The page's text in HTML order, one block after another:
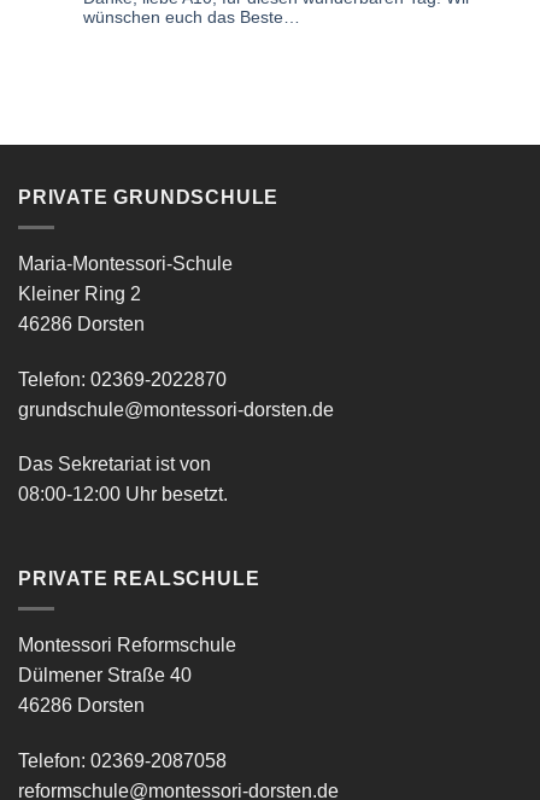
❤️
10,
wir
wünschen euch das Beste…
wunderbaren
euch
PRIVATE GRUNDSCHULE
Maria-Montessori-Schule
Kleiner Ring 2
46286 Dorsten
Telefon: 02369-2022870
grundschule@montessori-dorsten.de
Das Sekretariat ist von
08:00-12:00 Uhr besetzt.
PRIVATE REALSCHULE
Montessori Reformschule
Dülmener Straße 40
46286 Dorsten
Telefon: 02369-2087058
reformschule@montessori-dorsten.de